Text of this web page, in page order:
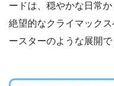
ードは、穏やかな日常
絶望的なクライマック
ースターのような展開で